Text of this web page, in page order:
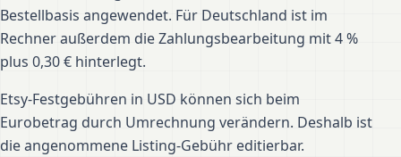
Bestellbasis angewendet. Für Deutschland ist im
Rechner außerdem die Zahlungsbearbeitung mit 4 %
plus 0,30 € hinterlegt.
Etsy-Festgebühren in USD können sich beim
Eurobetrag durch Umrechnung verändern. Deshalb ist
die angenommene Listing-Gebühr editierbar.